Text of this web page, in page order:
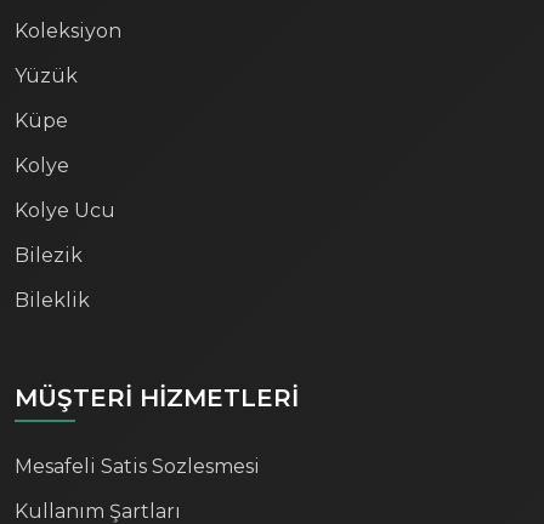
Koleksiyon
Yüzük
Küpe
Kolye
Kolye Ucu
Bilezik
Bileklik
MÜŞTERİ HİZMETLERİ
Mesafeli Satis Sozlesmesi
Kullanım Şartları